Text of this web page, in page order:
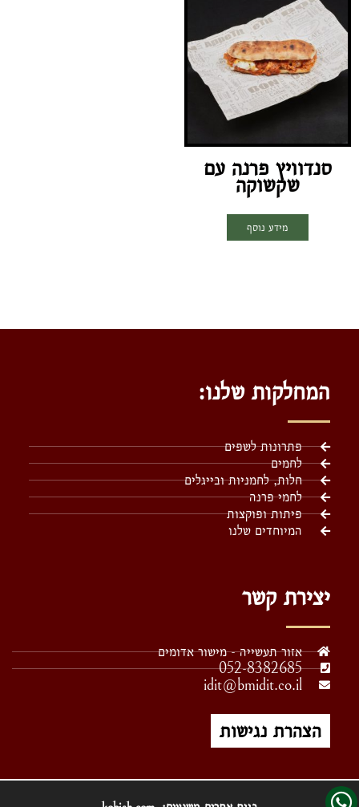
סנדוויץ פרנה עם
שקשוקה
מידע נוסף
המחלקות שלנו:
פתרונות לשפים
לחמים
חלות, לחמניות ובייגלים
לחמי פרנה
פיתות ופוקצות
המיוחדים שלנו
יצירת קשר
אזור תעשייה - מישור אדומים
052-8382685
idit@bmidit.co.il
הצהרת נגישות